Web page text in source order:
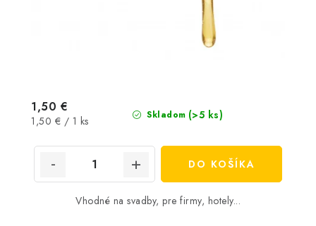
Skladom (>5 ks)
1,50 €
Jednotková
1,50 € / 1 ks
DO KOŠÍKA
Vhodné na svadby, pre firmy, hotely...